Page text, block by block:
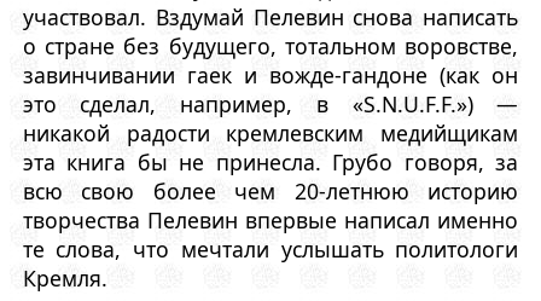
участвовал. Вздумай Пелевин снова написать
о стране без будущего, тотальном воровстве,
завинчивании гаек и вожде-гандоне (как он
это сделал, например, в «S.N.U.F.F.») —
никакой радости кремлевским медийщикам
эта книга бы не принесла. Грубо говоря, за
всю свою более чем 20-летнюю историю
творчества Пелевин впервые написал именно
те слова, что мечтали услышать политологи
Кремля.